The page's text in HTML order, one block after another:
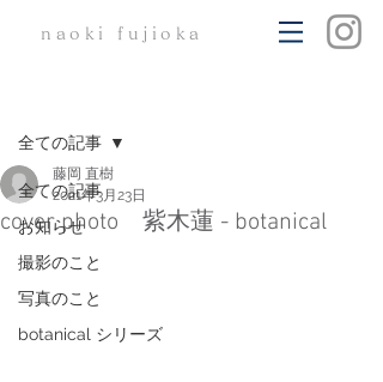
naoki fujioka
全ての記事
お知らせ
撮影のこと
写真のこと
botanical シリーズ
全ての記事
cover photo 紫木蓮 - botanical
藤岡 直樹
2021年3月23日